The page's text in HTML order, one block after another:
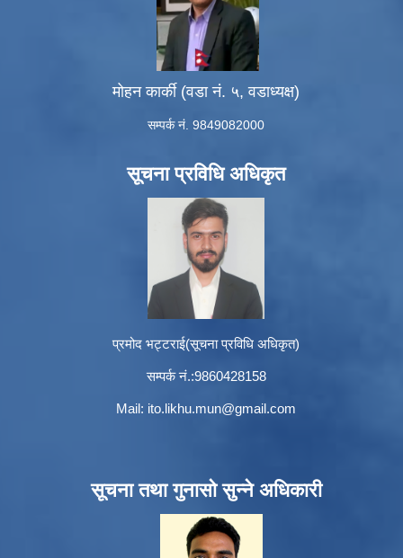
मोहन कार्की (वडा नं. ५, वडाध्यक्ष)
सम्पर्क नं. 9849082000
सूचना प्रविधि अधिकृत
प्रमोद भट्टराई(सूचना प्रविधि अधिकृत)
सम्पर्क नं.:9860428158
Mail: ito.likhu.mun@gmail.com
सूचना तथा गुनासो सुन्ने अधिकारी